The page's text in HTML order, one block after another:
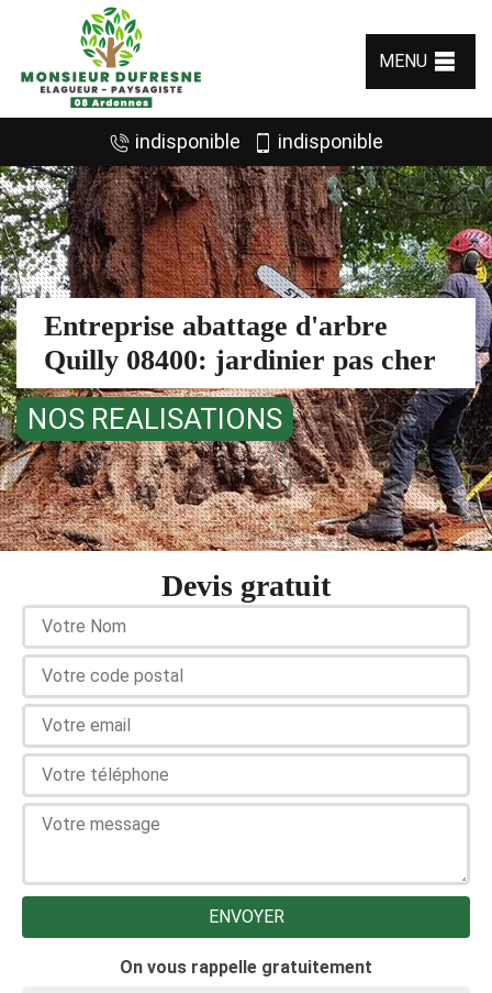
MENU
indisponible indisponible
Entreprise abattage d'arbre
Quilly 08400: jardinier pas cher
NOS REALISATIONS
Devis gratuit
On vous rappelle gratuitement